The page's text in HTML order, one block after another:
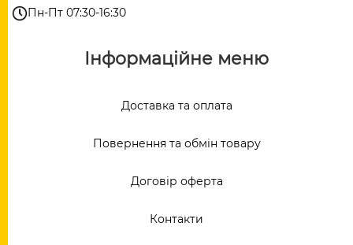
Пн-Пт 07:30-16:30
Інформаційне меню
Доставка та оплата
Повернення та обмін товару
Договір оферта
Контакти